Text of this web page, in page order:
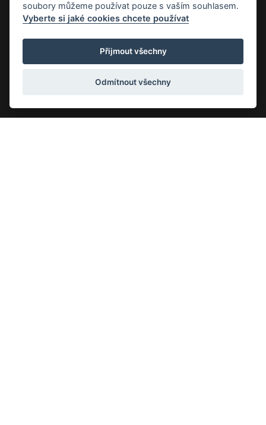
soubory můžeme používat pouze s vaším souhlasem.
Vyberte si jaké cookies chcete používat
Přijmout všechny
Odmítnout všechny